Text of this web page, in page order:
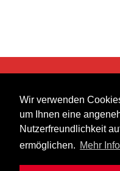
Wir verwenden
um Ihnen eine
Nutzerfreundlichkeit
ermöglichen. Mehr
heer musik ag
Lättenstrasse 35
8952 Schlieren
info@heermusic.com